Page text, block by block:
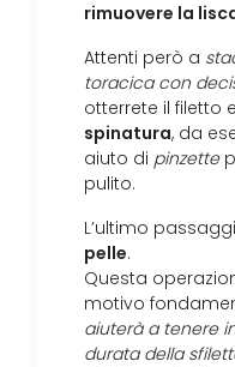
rimuovere la
Attenti però a
toracica con
otterrete il filetto
spinatura, da
aiuto di pinzette
pulito.
L’ultimo
pelle.
Questa
motivo
aiuterà a tenere
durata della